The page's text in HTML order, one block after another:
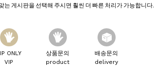
는 게시판을 선택해 주시면 훨씬 더 빠른 처리가 가능합니다.
ONLY
VIP
상품문의
product
배송문의
delivery